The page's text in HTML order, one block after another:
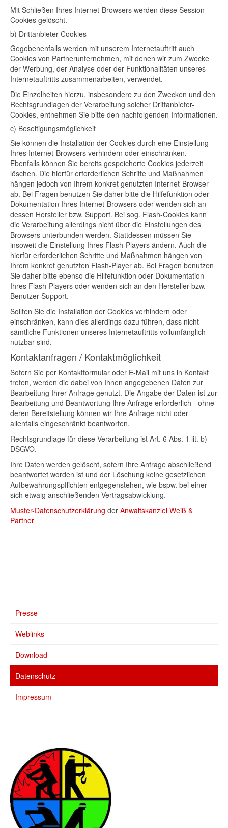
Mit Schließen Ihres Internet-Browsers werden diese Session-
Cookies gelöscht.
b) Drittanbieter-Cookies
Gegebenenfalls werden mit unserem Internetauftritt auch
Cookies von Partnerunternehmen, mit denen wir zum Zwecke
der Werbung, der Analyse oder der Funktionalitäten unseres
Internetauftritts zusammenarbeiten, verwendet.
Die Einzelheiten hierzu, insbesondere zu den Zwecken und den
Rechtsgrundlagen der Verarbeitung solcher Drittanbieter-
Cookies, entnehmen Sie bitte den nachfolgenden Informationen.
c) Beseitigungsmöglichkeit
Sie können die Installation der Cookies durch eine Einstellung
Ihres Internet-Browsers verhindern oder einschränken.
Ebenfalls können Sie bereits gespeicherte Cookies jederzeit
löschen. Die hierfür erforderlichen Schritte und Maßnahmen
hängen jedoch von Ihrem konkret genutzten Internet-Browser
ab. Bei Fragen benutzen Sie daher bitte die Hilfefunktion oder
Dokumentation Ihres Internet-Browsers oder wenden sich an
dessen Hersteller bzw. Support. Bei sog. Flash-Cookies kann
die Verarbeitung allerdings nicht über die Einstellungen des
Browsers unterbunden werden. Stattdessen müssen Sie
insoweit die Einstellung Ihres Flash-Players ändern. Auch die
hierfür erforderlichen Schritte und Maßnahmen hängen von
Ihrem konkret genutzten Flash-Player ab. Bei Fragen benutzen
Sie daher bitte ebenso die Hilfefunktion oder Dokumentation
Ihres Flash-Players oder wenden sich an den Hersteller bzw.
Benutzer-Support.
Sollten Sie die Installation der Cookies verhindern oder
einschränken, kann dies allerdings dazu führen, dass nicht
sämtliche Funktionen unseres Internetauftritts vollumfänglich
nutzbar sind.
Kontaktanfragen / Kontaktmöglichkeit
Sofern Sie per Kontaktformular oder E-Mail mit uns in Kontakt
treten, werden die dabei von Ihnen angegebenen Daten zur
Bearbeitung Ihrer Anfrage genutzt. Die Angabe der Daten ist zur
Bearbeitung und Beantwortung Ihre Anfrage erforderlich - ohne
deren Bereitstellung können wir Ihre Anfrage nicht oder
allenfalls eingeschränkt beantworten.
Rechtsgrundlage für diese Verarbeitung ist Art. 6 Abs. 1 lit. b)
DSGVO.
Ihre Daten werden gelöscht, sofern Ihre Anfrage abschließend
beantwortet worden ist und der Löschung keine gesetzlichen
Aufbewahrungspflichten entgegenstehen, wie bspw. bei einer
sich etwaig anschließenden Vertragsabwicklung.
Muster-Datenschutzerklärung der Anwaltskanzlei Weiß &
Partner
Presse
Weblinks
Download
Datenschutz
Impressum